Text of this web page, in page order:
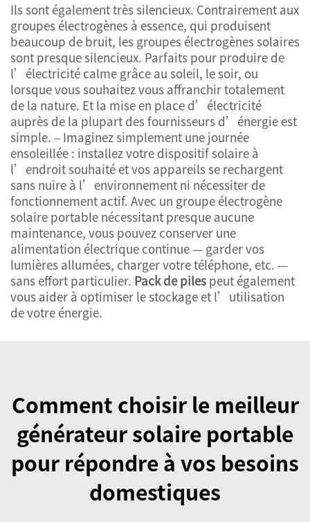
Ils sont également très silencieux. Contrairement aux
groupes électrogènes à essence, qui produisent
beaucoup de bruit, les groupes électrogènes solaires
sont presque silencieux. Parfaits pour produire de
l’électricité calme grâce au soleil, le soir, ou
lorsque vous souhaitez vous affranchir totalement
de la nature. Et la mise en place d’électricité
auprès de la plupart des fournisseurs d’énergie est
simple. – Imaginez simplement une journée
ensoleillée : installez votre dispositif solaire à
l’endroit souhaité et vos appareils se rechargent
sans nuire à l’environnement ni nécessiter de
fonctionnement actif. Avec un groupe électrogène
solaire portable nécessitant presque aucune
maintenance, vous pouvez conserver une
alimentation électrique continue — garder vos
lumières allumées, charger votre téléphone, etc. —
sans effort particulier. Pack de piles peut également
vous aider à optimiser le stockage et l’utilisation
de votre énergie.
Comment choisir le meilleur
générateur solaire portable
pour répondre à vos besoins
domestiques